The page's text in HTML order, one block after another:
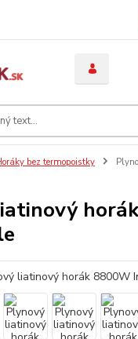
bez termopoistky